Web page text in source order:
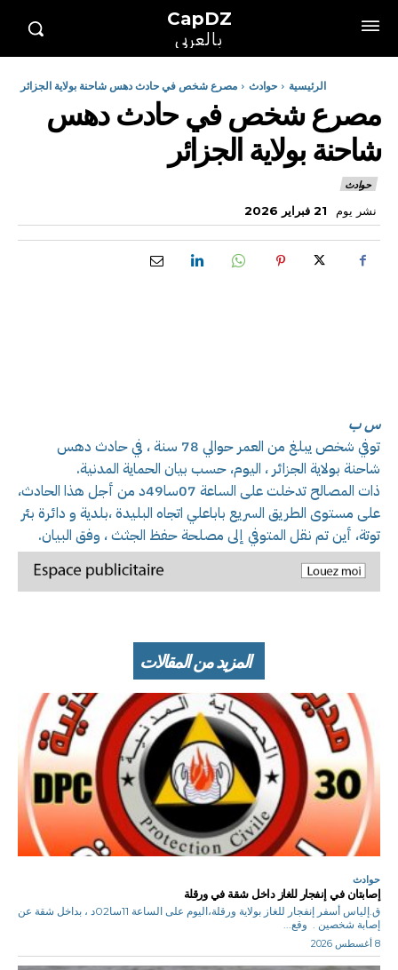
CapDZ
بالعربي
الرئيسية حوادث مصرع شخص في حادث دهس شاحنة بولاية الجزائر
مصرع شخص في حادث دهس
شاحنة بولاية الجزائر
حوادث
نشر يوم 21 فبراير 2026
س ب
توفي شخص يبلغ من العمر حوالي 78 سنة ، في حادث دهس
شاحنة بولاية الجزائر ، اليوم، حسب بيان الحماية المدنية.
ذات المصالح تدخلت على الساعة 07سا49د من أجل هذا الحادث،
على مستوى الطريق السريع باباعلي اتجاه البليدة ،بلدية و دائرة بئر
توتة، أين تم نقل المتوفي إلى مصلحة حفظ الجثث ، وفق البيان.
المزيد من المقالات
حوادث
إصابتان في إنفجار للغاز داخل شقة في ورقلة
ق.إلياس أسفر إنفجار للغاز بولاية ورقلة،اليوم على الساعة 11سا02د ، بداخل شقة عن
إصابة شخصين . وقع...
8 أغسطس 2026